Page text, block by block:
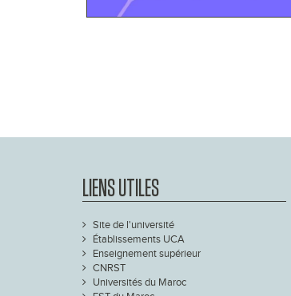
LIENS UTILES
Site de l'université
Établissements UCA
Enseignement supérieur
CNRST
Universités du Maroc